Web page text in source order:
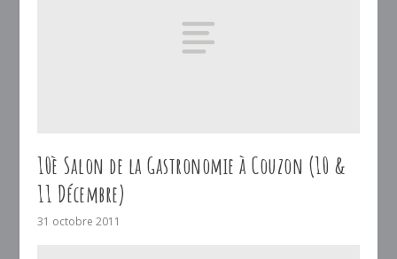
10è Salon de la Gastronomie à Couzon (10 &
11 Décembre)
31 octobre 2011